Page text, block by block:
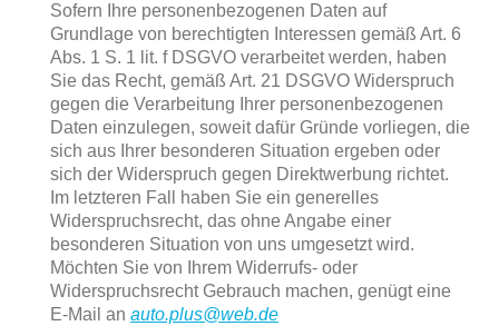
Sofern Ihre personenbezogenen Daten auf
Grundlage von berechtigten Interessen gemäß Art. 6
Abs. 1 S. 1 lit. f DSGVO verarbeitet werden, haben
Sie das Recht, gemäß Art. 21 DSGVO Widerspruch
gegen die Verarbeitung Ihrer personenbezogenen
Daten einzulegen, soweit dafür Gründe vorliegen, die
sich aus Ihrer besonderen Situation ergeben oder
sich der Widerspruch gegen Direktwerbung richtet.
Im letzteren Fall haben Sie ein generelles
Widerspruchsrecht, das ohne Angabe einer
besonderen Situation von uns umgesetzt wird.
Möchten Sie von Ihrem Widerrufs- oder
Widerspruchsrecht Gebrauch machen, genügt eine
E-Mail an auto.plus@web.de